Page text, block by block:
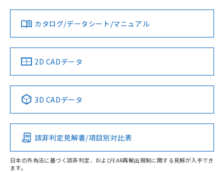
ダウンロードデータをご利用いただく前に、以下を必ずお読
みください。
ソフトウェアの使用条件
対応済み
中国 RoHS 注意事項・凡例
Pb Hg Cd Cr(VI)
O
LR型式承認
（イギリス
船舶規格）
DNV型式承認
（ノルウェー
BV型式承認
（フランス
KR型式
（韓国
No No No No
この製品の規格認証/適合状況ページへ
その他の認証はこちらのページからご検索ください
カタログ/データシート/マニュアル
2D CADデータ
3D CADデータ
該非判定見解書/項目別対比表
日本の外為法に基づく該非判定、およびEAR再輸出規制に関する見解が入手でき
ます。